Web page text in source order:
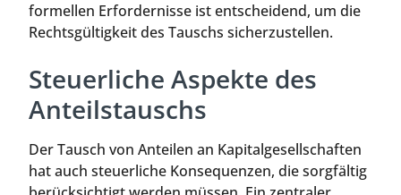
formellen Erfordernisse ist entscheidend, um die
Rechtsgültigkeit des Tauschs sicherzustellen.
Steuerliche Aspekte des
Anteilstauschs
Der Tausch von Anteilen an Kapitalgesellschaften
hat auch steuerliche Konsequenzen, die sorgfältig